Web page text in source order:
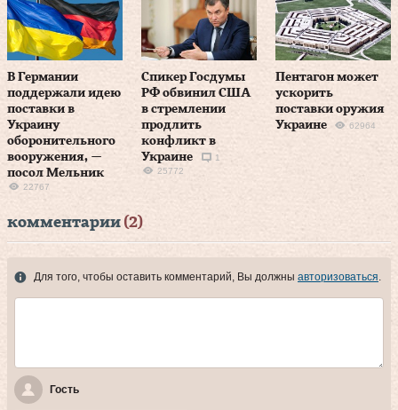
В Германии
поддержали идею
поставки в
Украину
оборонительного
вооружения, —
посол Мельник
22767
Спикер Госдумы
РФ обвинил США
в стремлении
продлить
конфликт в
Украине
1
25772
Пентагон может
ускорить
поставки оружия
Украине
62964
комментарии (2)
Для того, чтобы оставить комментарий, Вы должны авторизоваться.
Гость